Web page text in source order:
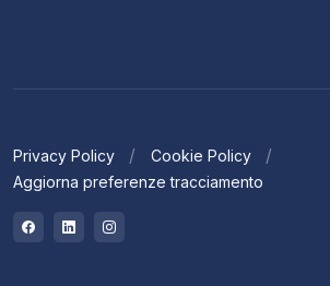
Privacy Policy
Cookie Policy
Aggiorna preferenze tracciamento